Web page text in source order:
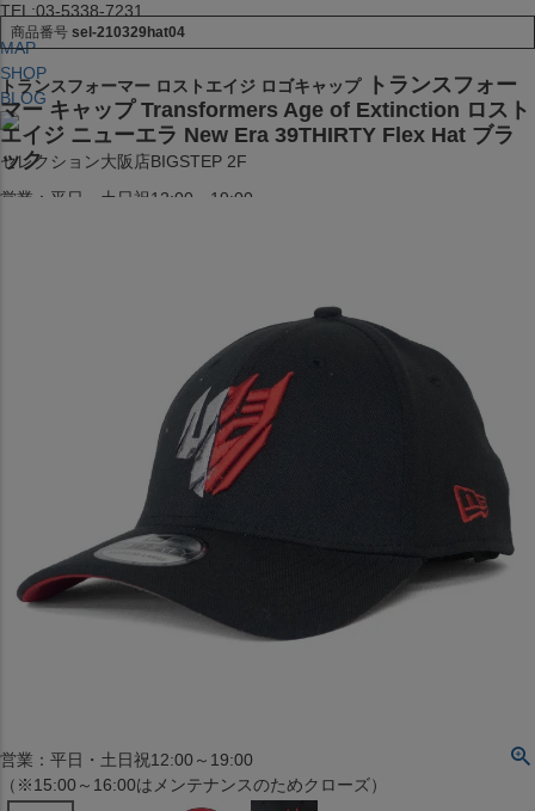
TEL:03-5338-7231
MAP
SHOP
BLOG
セレクション大阪店BIGSTEP 2F
営業：平日・土日祝12:00～19:00
営業：土・日・祝日のみ 12:00-18:00
〒101-0061
東京都千代田区神田三崎町２丁目２２−１ 1F
営業：平日・土日祝12:00～19:00
（※15:00～16:00はメンテナンスのためクローズ）
商品番号 sel-210329hat04
トランスフォーマー ロストエイジ ロゴキャップ
トランスフォー
マー キャップ Transformers Age of Extinction ロスト
エイジ ニューエラ New Era 39THIRTY Flex Hat ブラ
ック